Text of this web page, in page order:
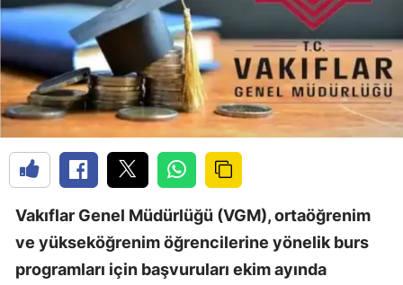
Vakıflar Genel Müdürlüğü (VGM), ortaöğrenim
ve yükseköğrenim öğrencilerine yönelik burs
programları için başvuruları ekim ayında